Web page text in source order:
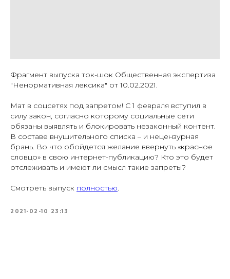
Фрагмент выпуска ток-шок Общественная экспертиза
"Ненормативная лексика" от 10.02.2021.
Мат в соцсетях под запретом! С 1 февраля вступил в
силу закон, согласно которому социальные сети
обязаны выявлять и блокировать незаконный контент.
В составе внушительного списка – и нецензурная
брань. Во что обойдется желание ввернуть «красное
словцо» в свою интернет-публикацию? Кто это будет
отслеживать и имеют ли смысл такие запреты?
Смотреть выпуск полностью
2021-02-10 23:13